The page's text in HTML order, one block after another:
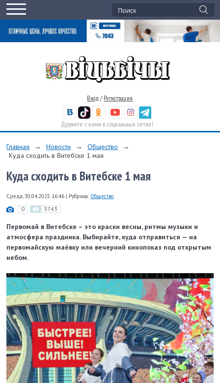
Вход / Регистрация
Дружите с нами в социальных сетях!
Главная → Новости → Общество
→
Куда сходить в Витебске 1 мая
Куда сходить в Витебске 1 мая
Среда, 30.04.2025 16:46 | Рубрика: Общество
0 3743
Первомай в Витебске – это краски весны, ритмы музыки и
атмосфера праздника. Выбирайте, куда отправиться — на
первомайскую маёвку или вечерний кинопоказ под открытым
небом.